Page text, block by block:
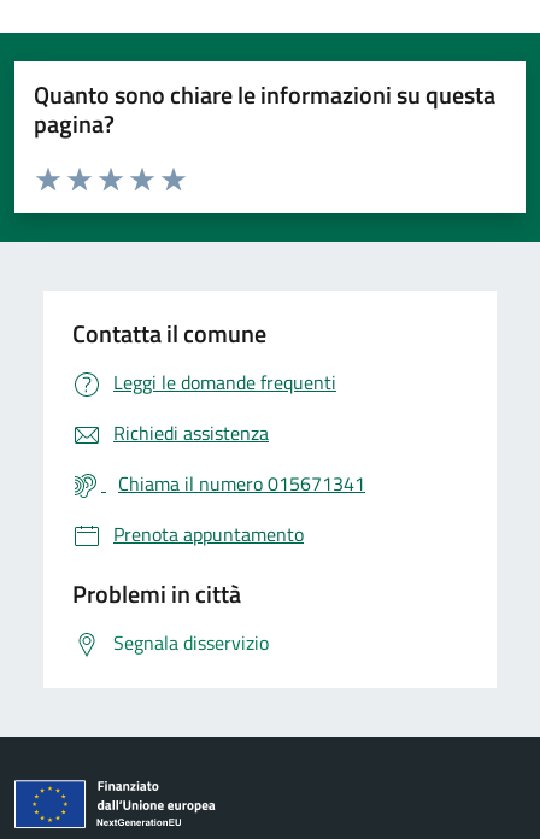
Quanto sono chiare le informazioni su questa
pagina?
Valuta da 1 a 5 stelle la pagina
Valuta 5 stelle su 5
Valuta 4 stelle su 5
Valuta 3 stelle su 5
Valuta 2 stelle su 5
Valuta 1 stelle su 5
Contatta il comune
Leggi le domande frequenti
Richiedi assistenza
Chiama il numero 015671341
Prenota appuntamento
Problemi in città
Segnala disservizio